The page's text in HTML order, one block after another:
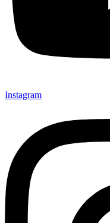
Instagram